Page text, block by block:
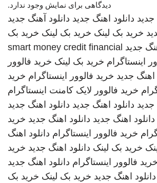
دیدگاهی برای نمایش وجود ندارد.
جدید دانلود اهنگ جدید دانلود آهنگ جدید
خرید بک لینک خرید بک لینک خرید بک
جدید smart money credit financial
اینستاگرام خرید بک لینک خرید فالوور
اهنگ جدید خرید فالوور اینستاگرام خرید
خرید فالوور لایک کامنت اینستاگرام
جدید دانلود اهنگ جدید دانلود اهنگ جدید
دانلود اهنگ جدید دانلود اهنگ جدید خرید
خرید فالوور اینستاگرام دانلود اهنگ
خرید بک لینک دانلود اهنگ جدید خرید
خرید فالوور اینستاگرام دانلود اهنگ جدید
دانلود اهنگ جدید خرید بک لینک خرید بک